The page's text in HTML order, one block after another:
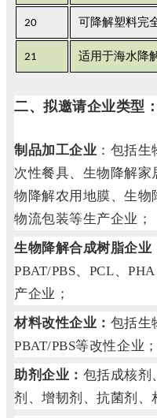
20 可降解塑料完
21 适用于海水降
二、拟邀请企业类型：
制品加工企业 ： 包括生
次性餐具、生物降解
物降解农用地膜、生物
物流包装等生产企业；
生物降解合成树脂企业
PBAT/PBS、PCL、
产企业；
材料改性企业： 包括生
PBAT/PBS等改性企业；
助剂企业： 包括成核剂
剂、增韧剂、抗菌剂、